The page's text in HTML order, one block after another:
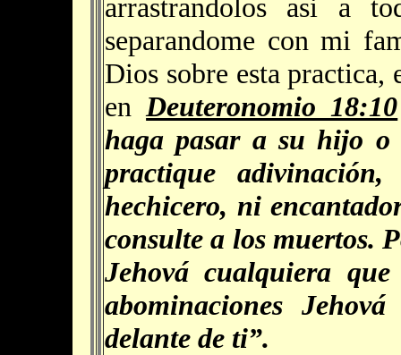
arrastrandolos asi a
separandome con mi
Dios sobre esta practica,
en Deuteronomio 18:10
haga pasar a su hijo
practique
hechicero, ni
consulte a los muertos.
Jehová cualquiera
abominaciones
delante de ti”.